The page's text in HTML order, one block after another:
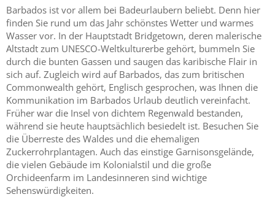
Barbados ist vor allem bei Badeurlaubern beliebt. Denn hier
finden Sie rund um das Jahr schönstes Wetter und warmes
Wasser vor. In der Hauptstadt Bridgetown, deren malerische
Altstadt zum UNESCO-Weltkulturerbe gehört, bummeln Sie
durch die bunten Gassen und saugen das karibische Flair in
sich auf. Zugleich wird auf Barbados, das zum britischen
Commonwealth gehört, Englisch gesprochen, was Ihnen die
Kommunikation im Barbados Urlaub deutlich vereinfacht.
Früher war die Insel von dichtem Regenwald bestanden,
während sie heute hauptsächlich besiedelt ist. Besuchen Sie
die Überreste des Waldes und die ehemaligen
Zuckerrohrplantagen. Auch das einstige Garnisonsgelände,
die vielen Gebäude im Kolonialstil und die große
Orchideenfarm im Landesinneren sind wichtige
Sehenswürdigkeiten.